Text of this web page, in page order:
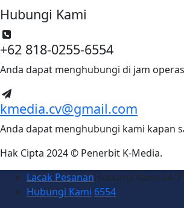
Hubungi Kami
+62 818-0255-6554
Anda dapat menghubungi di jam
kmedia.cv@gmail.com
Anda dapat menghubungi kami kapan
Hak Cipta 2024 © Penerbit K-Media.
Lacak Pesanan
Hubungi Kami
Hubungi Kami 24/7
6554